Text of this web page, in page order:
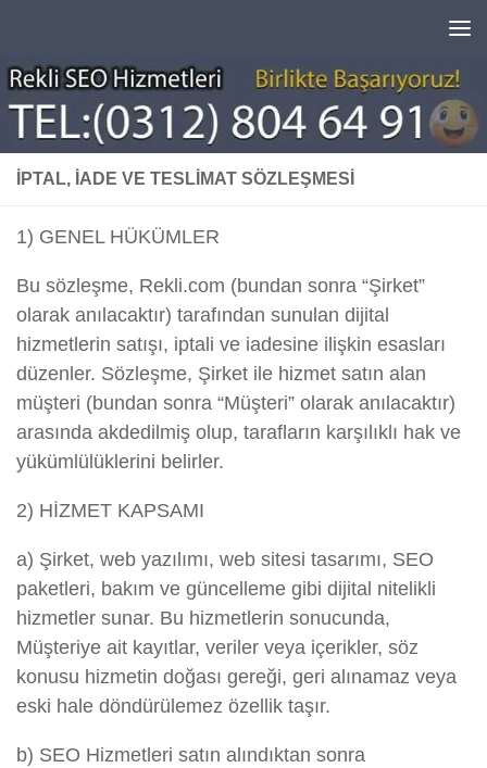
İPTAL, İADE VE TESLIMAT SÖZLEŞMESI
1) GENEL HÜKÜMLER
Bu sözleşme, Rekli.com (bundan sonra “Şirket”
olarak anılacaktır) tarafından sunulan dijital
hizmetlerin satışı, iptali ve iadesine ilişkin esasları
düzenler. Sözleşme, Şirket ile hizmet satın alan
müşteri (bundan sonra “Müşteri” olarak anılacaktır)
arasında akdedilmiş olup, tarafların karşılıklı hak ve
yükümlülüklerini belirler.
2) HİZMET KAPSAMI
a) Şirket, web yazılımı, web sitesi tasarımı, SEO
paketleri, bakım ve güncelleme gibi dijital nitelikli
hizmetler sunar. Bu hizmetlerin sonucunda,
Müşteriye ait kayıtlar, veriler veya içerikler, söz
konusu hizmetin doğası gereği, geri alınamaz veya
eski hale döndürülemez özellik taşır.
b) SEO Hizmetleri satın alındıktan sonra